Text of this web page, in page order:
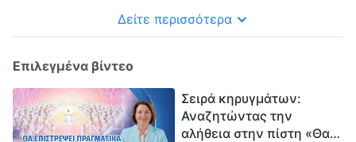
Δείτε περισσότερα
Επιλεγμένα βίντεο
Σειρά κηρυγμάτων:
Αναζητώντας την
αλήθεια στην πίστη «Θα